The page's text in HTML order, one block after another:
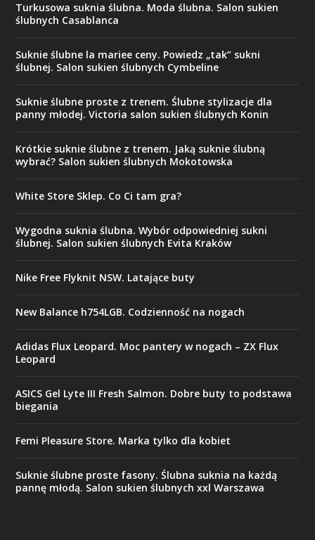
Turkusowa suknia ślubna. Moda ślubna. Salon sukien
ślubnych Casablanca
Suknie ślubne la mariee ceny. Powiedz „tak” sukni
ślubnej. Salon sukien ślubnych Cymbeline
Suknie ślubne proste z trenem. Ślubne stylizacje dla
panny młodej. Victoria salon sukien ślubnych Konin
Krótkie suknie ślubne z trenem. Jaką suknie ślubną
wybrać? Salon sukien ślubnych Mokotowska
White Store Sklep. Co Ci tam gra?
Wygodna suknia ślubna. Wybór odpowiedniej sukni
ślubnej. Salon sukien ślubnych Evita Kraków
Nike Free Flyknit NSW. Latające buty
New Balance h754LGB. Codzienność na nogach
Adidas Flux Leopard. Moc pantery w nogach – ZX Flux
Leopard
ASICS Gel Lyte III Fresh Salmon. Dobre buty to podstawa
biegania
Femi Pleasure Store. Marka tylko dla kobiet
Suknie ślubne proste fasony. Ślubna suknia na każdą
pannę młodą. Salon sukien ślubnych xxl Warszawa